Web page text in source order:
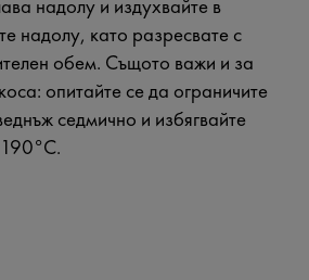
надолу и издухвайте в
надолу, като разресвате с
обем. Същото важи и за
опитайте се да ограничите
седмично и избягвайте